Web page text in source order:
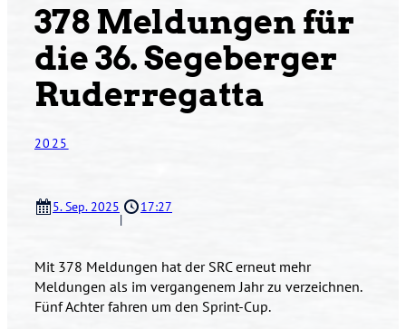
378 Meldungen für
die 36. Segeberger
Ruderregatta
2025
5. Sep. 2025
|
17:27
Mit 378 Meldungen hat der SRC erneut mehr
Meldungen als im vergangenem Jahr zu verzeichnen.
Fünf Achter fahren um den Sprint-Cup.